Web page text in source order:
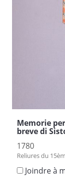
Memorie
breve di
1780
Reliures du
Joindre à